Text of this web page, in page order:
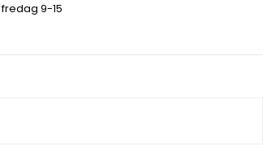
fredag 9-15